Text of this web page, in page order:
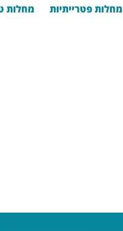
מחלות פטרייתיות מחלות